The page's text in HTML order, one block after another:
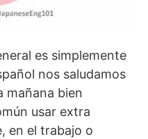
es simplemente
nos saludamos
mañana bien
usar extra
en el trabajo o